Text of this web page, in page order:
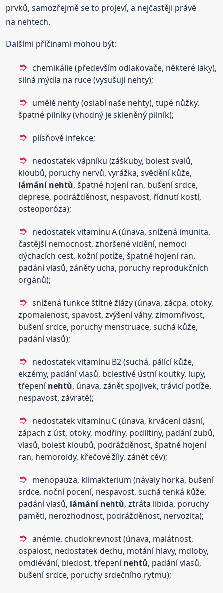
prvků, samozřejmě se to projeví, a nejčastěji právě
na nehtech.
Dalšími příčinami mohou být:
chemikálie (především odlakovače, některé laky),
silná mýdla na ruce (vysušují nehty);
umělé nehty (oslabí naše nehty), tupé nůžky,
špatné pilníky (vhodný je skleněný pilník);
plísňové infekce;
nedostatek vápníku (záškuby, bolest svalů,
kloubů, poruchy nervů, vyrážka, svědění kůže,
lámání nehtů, špatné hojení ran, bušení srdce,
deprese, podrážděnost, nespavost, řídnutí kostí,
osteoporóza);
nedostatek vitamínu A (únava, snížená imunita,
častější nemocnost, zhoršené vidění, nemoci
dýchacích cest, kožní potíže, špatné hojení ran,
padání vlasů, záněty ucha, poruchy reprodukčních
orgánů);
snížená funkce štítné žlázy (únava, zácpa, otoky,
zpomalenost, spavost, zvýšení váhy, zimomřivost,
bušení srdce, poruchy menstruace, suchá kůže,
padání vlasů);
nedostatek vitamínu B2 (suchá, pálící kůže,
ekzémy, padání vlasů, bolestivé ústní koutky, lupy,
třepenínehtů, únava, zánět spojivek, trávicí potíže,
nespavost, závratě);
nedostatek vitamínu C (únava, krvácení dásní,
zápach z úst, otoky, modřiny, podlitiny, padání zubů,
vlasů, bolest kloubů, podrážděnost, špatné hojení
ran, hemoroidy, křečové žíly, zánět cév);
menopauza, klimakterium (návaly horka, bušení
srdce, noční pocení, nespavost, suchá tenká kůže,
padání vlasů, lámání nehtů, ztráta libida, poruchy
paměti, nerozhodnost, podrážděnost, nervozita);
anémie, chudokrevnost (únava, malátnost,
ospalost, nedostatek dechu, motání hlavy, mdloby,
omdlévání, bledost, třepenínehtů, padání vlasů,
bušení srdce, poruchy srdečního rytmu);